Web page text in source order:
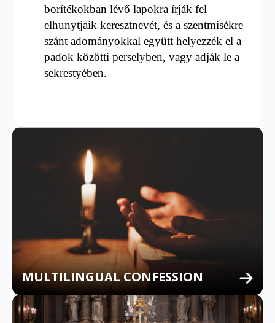
borítékokban lévő lapokra írják fel
elhunytjaik keresztnevét, és a szentmisékre
szánt adományokkal együtt helyezzék ela
padok közötti perselyben, vagy adják le a
sekrestyében.
MULTILINGUAL CONFESSION